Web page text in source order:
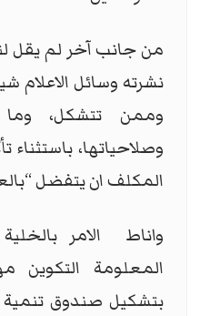
من جانب آخر لم يقل
نشرته وسائل الاعلام
وممن تتشكل،
وصلاحياتها، باستثناء
المكلف ان يتفضل
واناط
الامر
المعلومة التكوين
بتشكيل صندوق تنمية